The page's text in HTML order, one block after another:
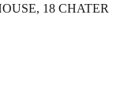
18 CHATER